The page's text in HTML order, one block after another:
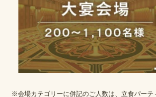
※会場カテゴリーに併記のご人数は、立食パーテ